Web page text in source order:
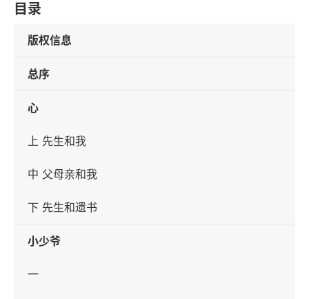
目录
版权信息
总序
心
上 先生和我
中 父母亲和我
下 先生和遗书
小少爷
一